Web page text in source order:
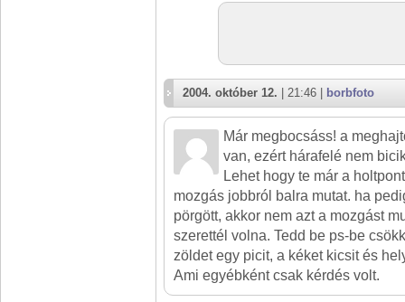
2004. október 12. | 21:46 | borbfoto
Már megbocsáss! a
van, ezért hárafelé nem
Lehet hogy te már a
mozgás jobbról balra mutat. ha
pörgött, akkor nem azt a mozgást
szerettél volna. Tedd be ps-be
zöldet egy picit, a kéket kicsit és
Ami egyébként csak kérdés volt.